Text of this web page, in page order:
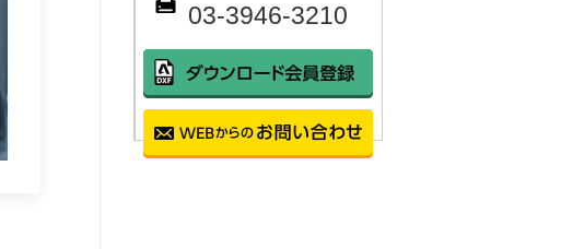
03-3946-3210